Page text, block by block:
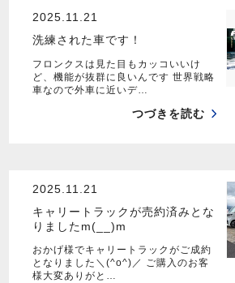
2025.11.21
洗練された車です！
フロンクスは見た目もカッコいいけ
ど、機能が抜群に良いんです 世界戦略
車なので外車に近いデ…
つづきを読む
2025.11.21
キャリートラックが売約済みとな
りましたm(__)m
おかげ様でキャリートラックがご成約
となりました＼(^o^)／ ご購入のお客
様大変ありがと…